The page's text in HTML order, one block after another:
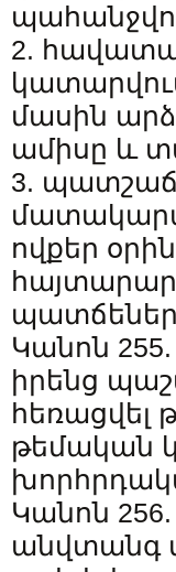
2.
մասին
ամիսը և
3. պատշաճ
ովքեր
Կանոն
իրենց
հեռացվել
թեմական
Կանոն
անվտանգ